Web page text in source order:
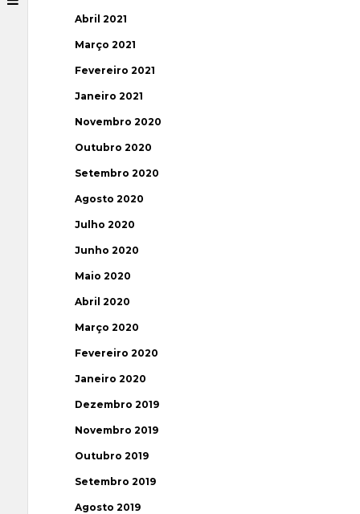
Abril 2021
Março 2021
Fevereiro 2021
Janeiro 2021
Novembro 2020
Outubro 2020
Setembro 2020
Agosto 2020
Julho 2020
Junho 2020
Maio 2020
Abril 2020
Março 2020
Fevereiro 2020
Janeiro 2020
Dezembro 2019
Novembro 2019
Outubro 2019
Setembro 2019
Agosto 2019